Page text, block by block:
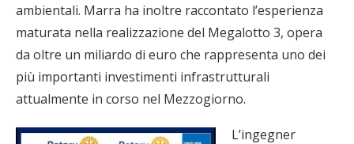
ambientali. Marra ha inoltre raccontato l’esperienza
maturata nella realizzazione del Megalotto 3, opera
da oltre un miliardo di euro che rappresenta uno dei
più importanti investimenti infrastrutturali
attualmente in corso nel Mezzogiorno.
L’ingegner